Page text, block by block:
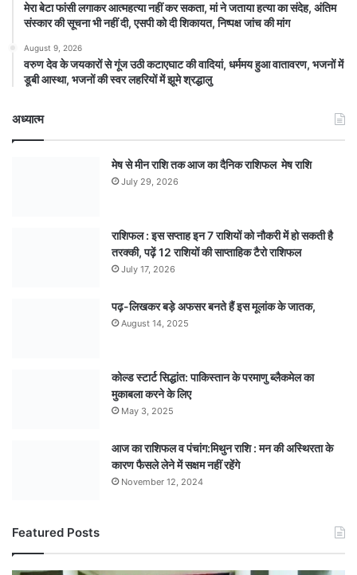
मेरा बेटा फांसी लगाकर आत्महत्या नहीं कर सकता, मां ने जताया हत्या का संदेह, अंतिम
संस्कार की सूचना भी नहीं दी, एसपी को दी शिकायत, निष्पक्ष जांच की मांग
August 9, 2026
वरुण देव के जयकारों से गूंज उठी कटाएघाट की वादियां, धर्ममय हुआ वातावरण, भजनों में
डूबी आस्था, भजनों की स्वर लहरियों में झूमे श्रद्धालु
अध्यात्म
मेष से मीन राशि तक आज का दैनिक राशिफल मेष राशि
July 29, 2026
राशिफल : इस सप्ताह इन 7 राशियों को नौकरी में हो सकती है
तरक्की, पढ़ें 12 राशियों की साप्ताहिक टैरो राशिफल
July 17, 2026
पढ़-लिखकर बड़े अफसर बनते हैं इस मूलांक के जातक,
August 14, 2025
कोल्ड स्टार्ट सिद्धांत: पाकिस्तान के परमाणु ब्लैकमेल का
मुकाबला करने के लिए
May 3, 2025
आज का राशिफल व पंचांग:मिथुन राशि : मन की अस्थिरता के
कारण फैसले लेने में सक्षम नहीं रहेंगे
November 12, 2024
Featured Posts